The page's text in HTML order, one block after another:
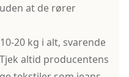
at de rører
10-20 kg i alt, svarende
altid producentens